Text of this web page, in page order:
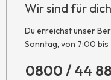
Wir sind für
Du erreichst unser
Sonntag, von 7:00 bis
0800 / 44